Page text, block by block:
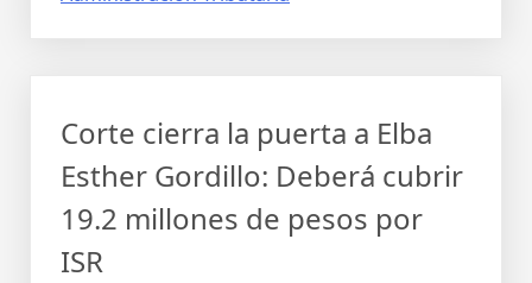
Corte cierra la puerta a Elba
Esther Gordillo: Deberá cubrir
19.2 millones de pesos por
ISR